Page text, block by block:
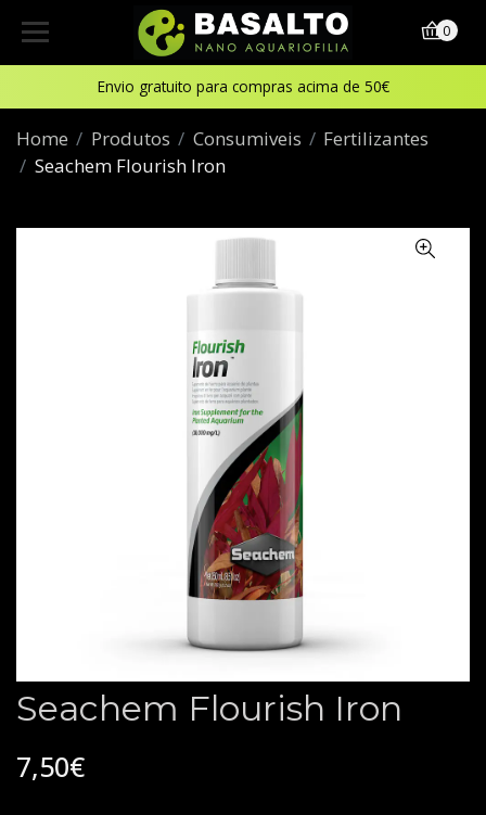
Envio gratuito para compras acima de 50€
0
Home Produtos Consumiveis
Fertilizantes
Seachem Flourish Iron
Seachem Flourish Iron
7,50€